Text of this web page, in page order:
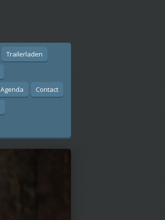
Trailerladen
Agenda
Contact